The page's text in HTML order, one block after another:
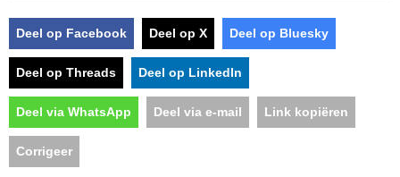
Deel op Facebook Deel op X Deel op Bluesky
Deel op Threads Deel op LinkedIn
Deel via WhatsApp Deel via e-mail Link kopiëren
Corrigeer